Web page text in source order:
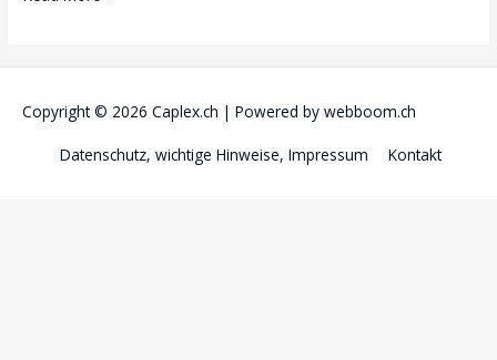
Copyright © 2026 Caplex.ch | Powered by webboom.ch
Datenschutz, wichtige Hinweise, Impressum Kontakt